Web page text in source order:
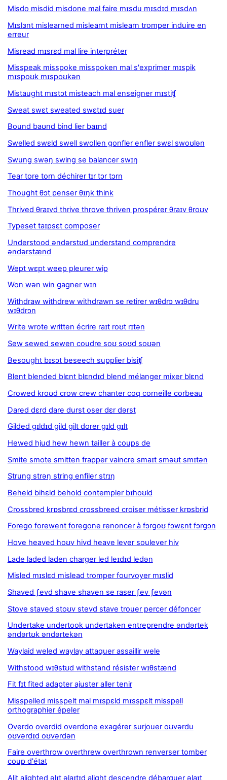
Misdo misdid misdone mal faire mɪsdu mɪsdɪd mɪsdʌn
Mɪslɜnt mislearned mislearnt mislearn tromper induire en
erreur
Misread mɪsrɛd mal lire interpréter
Misspeak misspoke misspoken mal s'exprimer mɪspik
mɪspoʊk mɪspoʊkən
Mistaught mɪstɔt misteach mal enseigner mɪstiʧ
Sweat swɛt sweated swɛtɪd suer
Bound baʊnd bind lier baɪnd
Swelled swɛld swell swollen gonfler enfler swɛl swoʊlən
Swung swəŋ swing se balancer swɪŋ
Tear tore torn déchirer tɪr tɔr tɔrn
Thought θɔt penser θɪŋk think
Thrived θraɪvd thrive throve thriven prospérer θraɪv θroʊv
Typeset taɪpsɛt composer
Understood əndərstʊd understand comprendre
əndərstænd
Wept wɛpt weep pleurer wip
Won wən win gagner wɪn
Withdraw withdrew withdrawn se retirer wɪθdrɔ wɪθdru
wɪθdrɔn
Write wrote written écrire raɪt roʊt rɪtən
Sew sewed sewen coudre soʊ soʊd soʊən
Besought bɪsɔt beseech supplier bisiʧ
Blent blended blɛnt blɛndɪd blend mélanger mixer blɛnd
Crowed kroʊd crow crew chanter coq corneille corbeau
Dared dɛrd dare durst oser dɛr dərst
Gilded gɪldɪd gild gilt dorer gɪld gɪlt
Hewed hjud hew hewn tailler à coups de
Smite smote smitten frapper vaincre smaɪt sməʊt smɪtən
Strung strəŋ string enfiler strɪŋ
Beheld bihɛld behold contempler bɪhoʊld
Crossbred krɒsbrɛd crossbreed croiser métisser krɒsbrid
Forego forewent foregone renoncer à fɔrgoʊ fɔwɛnt fɔrgɔn
Hove heaved hoʊv hivd heave lever soulever hiv
Lade laded laden charger led leɪdɪd ledən
Misled mɪslɛd mislead tromper fourvoyer mɪslid
Shaved ʃevd shave shaven se raser ʃev ʃevən
Stove staved stoʊv stevd stave trouer percer défoncer
Undertake undertook undertaken entreprendre əndərtek
əndərtʊk əndərtekən
Waylaid weled waylay attaquer assaillir wele
Withstood wɪθstʊd withstand résister wɪθstænd
Fit fɪt fited adapter ajuster aller tenir
Misspelled misspelt mal mɪspɛld mɪsspɛlt misspell
orthographier épeler
Overdo overdid overdone exagérer surjouer oʊvərdu
oʊvərdɪd oʊvərdən
Faire overthrow overthrew overthrown renverser tomber
coup d'état
Alit alighted əlɪt əlaɪtɪd alight descendre débarquer əlaɪt